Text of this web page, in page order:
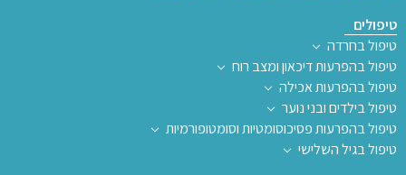
טיפולים
טיפול בחרדה
טיפול בהפרעות דיכאון ומצב רוח
טיפול בהפרעות אכילה
טיפול בילדים ובני נוער
טיפול בהפרעות פסיכוסומטיות וסומטופורמיות
טיפול בגיל השלישי